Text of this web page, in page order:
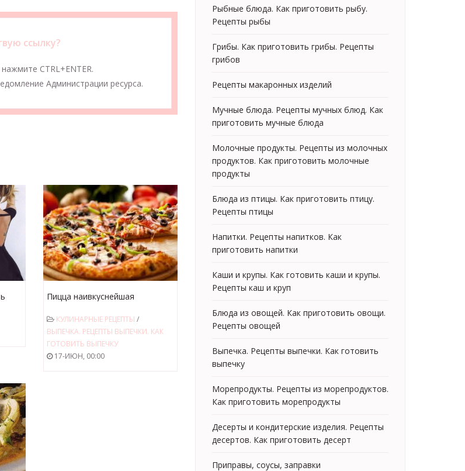
ссылку?
CTRL+ENTER.
Администрации ресурса.
Пицца наивкуснейшая
КУЛИНАРНЫЕ РЕЦЕПТЫ /
ВЫПЕЧКА. РЕЦЕПТЫ ВЫПЕЧКИ. КАК
ГОТОВИТЬ ВЫПЕЧКУ
17-ИЮН, 00:00
Рыбные блюда. Как приготовить рыбу.
Рецепты рыбы
Грибы. Как приготовить грибы. Рецепты
грибов
Рецепты макаронных изделий
Мучные блюда. Рецепты мучных блюд. Как
приготовить мучные блюда
Молочные продукты. Рецепты из молочных
продуктов. Как приготовить молочные
продукты
Блюда из птицы. Как приготовить птицу.
Рецепты птицы
Напитки. Рецепты напитков. Как
приготовить напитки
Каши и крупы. Как готовить каши и крупы.
Рецепты каш и круп
Блюда из овощей. Как приготовить овощи.
Рецепты овощей
Выпечка. Рецепты выпечки. Как готовить
выпечку
Морепродукты. Рецепты из морепродуктов.
Как приготовить морепродукты
Десерты и кондитерские изделия. Рецепты
десертов. Как приготовить десерт
Приправы, соусы, заправки